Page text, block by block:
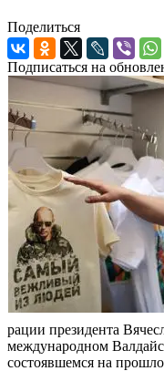
Поделиться
Подписаться на
рации президента
международном
состоявшемся на